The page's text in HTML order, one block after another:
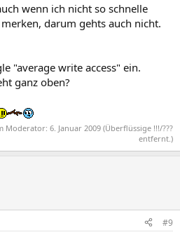
wenn ich nicht so schnelle
darum gehts auch nicht.
"average write access" ein.
ganz oben?
Moderator: 6. Januar 2009 (Überflüssige !!!/???
entfernt.)
#9